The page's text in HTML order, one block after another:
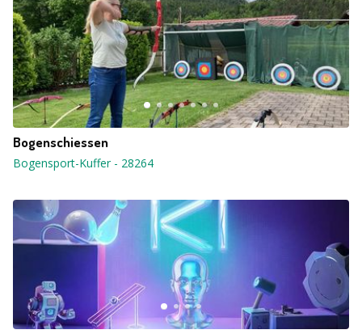
Bogenschiessen
Bogensport-Kuffer- 28264